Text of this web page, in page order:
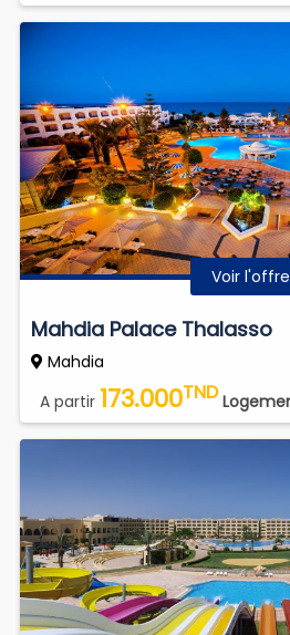
Voir l'offre
Mahdia Palace Thalasso
Mahdia
A partir 173.000TND